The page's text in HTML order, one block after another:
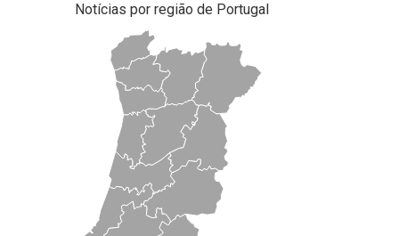
Notícias por região de Portugal